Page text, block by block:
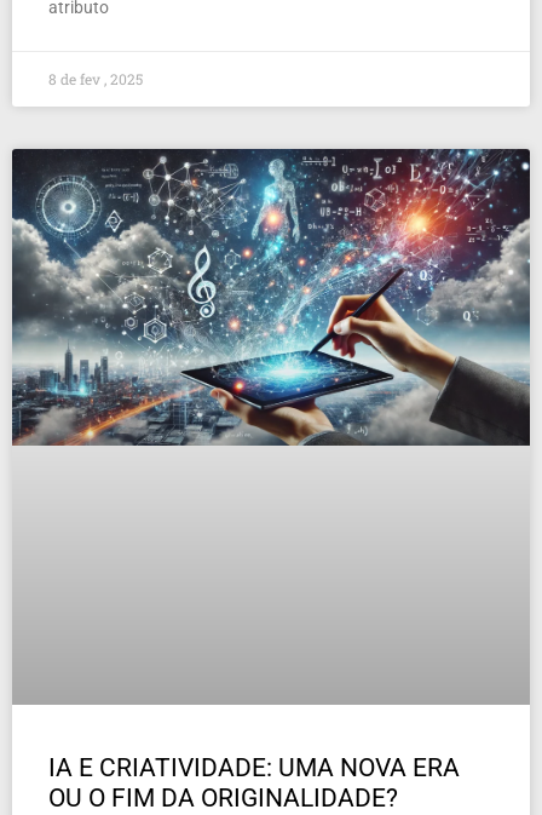
atributo
8 de fev , 2025
IA E CRIATIVIDADE: UMA NOVA ERA
OU O FIM DA ORIGINALIDADE?